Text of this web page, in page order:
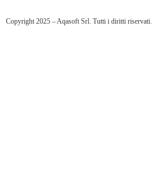
Copyright 2025 – Aqasoft Srl. Tutti i diritti riservati.